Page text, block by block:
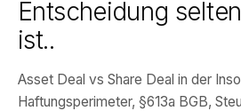
Entscheidung
ist..
Asset Deal vs Share Deal in der
Haftungsperimeter, §613a BGB,